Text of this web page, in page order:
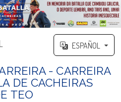
ESPAÑOL
- CARREIRA
DE CACHEIRAS
TEO